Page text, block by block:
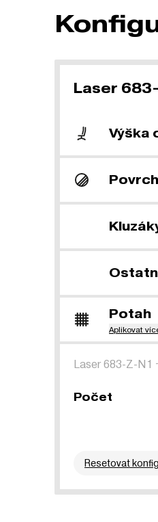
Laser
Výška
Potah
Aplikovat
Laser 683-Z-N1
Počet
Resetovat